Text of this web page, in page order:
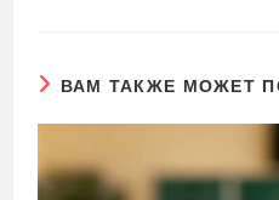
ВАМ ТАКЖЕ МОЖЕТ